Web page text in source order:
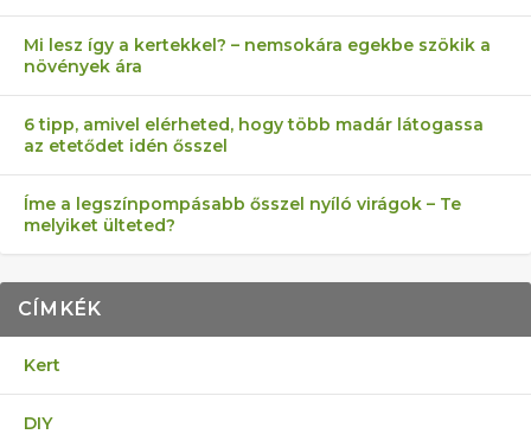
Mi lesz így a kertekkel? – nemsokára egekbe szökik a
növények ára
6 tipp, amivel elérheted, hogy több madár látogassa
az etetődet idén ősszel
Íme a legszínpompásabb ősszel nyíló virágok – Te
melyiket ülteted?
CÍMKÉK
Kert
DIY